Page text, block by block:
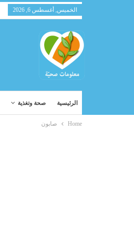
الخميس, أغسطس 6, 2026
الرئيسية صحة وتغذية
Home صابون